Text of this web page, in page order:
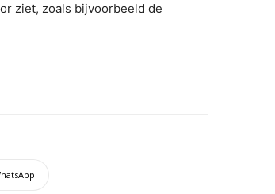
ziet, zoals bijvoorbeeld de